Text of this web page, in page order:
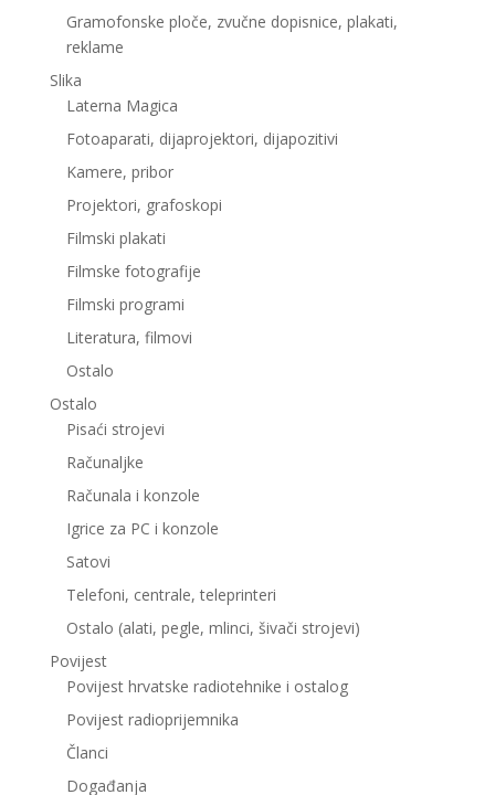
Gramofonske ploče, zvučne dopisnice, plakati,
reklame
Slika
Laterna Magica
Fotoaparati, dijaprojektori, dijapozitivi
Kamere, pribor
Projektori, grafoskopi
Filmski plakati
Filmske fotografije
Filmski programi
Literatura, filmovi
Ostalo
Ostalo
Pisaći strojevi
Računaljke
Računala i konzole
Igrice za PC i konzole
Satovi
Telefoni, centrale, teleprinteri
Ostalo (alati, pegle, mlinci, šivači strojevi)
Povijest
Povijest hrvatske radiotehnike i ostalog
Povijest radioprijemnika
Članci
Događanja